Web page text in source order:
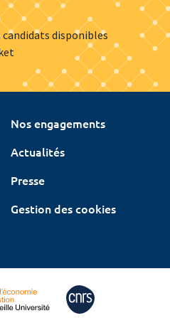
disponibles
Nos engagements
Actualités
Presse
Gestion des cookies